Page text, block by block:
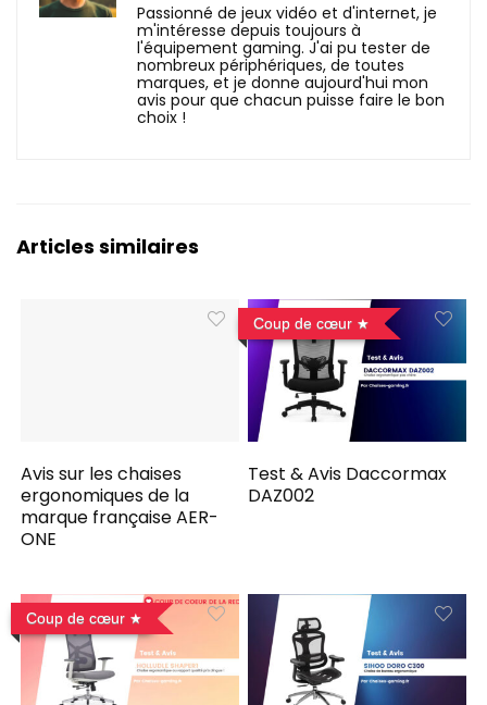
Passionné de jeux vidéo et d'internet, je
m'intéresse depuis toujours à
l'équipement gaming. J'ai pu tester de
nombreux périphériques, de toutes
marques, et je donne aujourd'hui mon
avis pour que chacun puisse faire le bon
choix !
Articles similaires
Avis sur les chaises
ergonomiques de la
marque française AER-
ONE
Coup de cœur
Test & Avis Daccormax
DAZ002
Coup de cœur